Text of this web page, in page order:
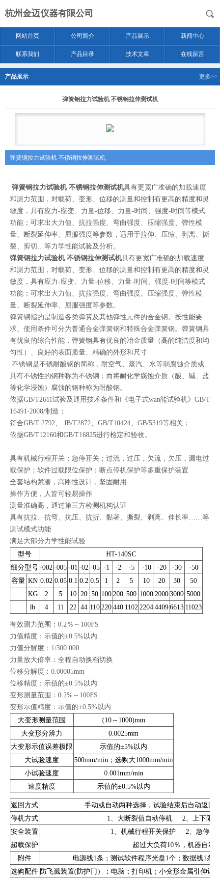
杭州金迈仪器有限公司
网站首页 公司简介 产品展示 新闻中心
联系我们 产品目录 技术文章 在线留言
产品展示 更多>>
弹簧钢拉力试验机 不锈钢拉伸测试机
弹簧钢拉力试验机 不锈钢拉伸测试机
弹簧钢拉力试验机 不锈钢拉伸测试机具有更宽广准确的加载速度
和测力范围，对载荷、变形、位移的测量和控制有更高的精度和灵
敏度，具有应力-应变、力量-位移、力量-时间、强度-时间等模式
功能；可求出大力值、抗拉强度、弯曲强度、压缩强度、弹性模
量、断裂延伸率、屈服强度等参数，适用于拉伸、压缩、剥离、撕
裂、剪切…等力学性能试验及分析。
弹簧钢拉力试验机 不锈钢拉伸测试机具有更宽广准确的加载速度
和测力范围，对载荷、变形、位移的测量和控制有更高的精度和灵
敏度，具有应力-应变、力量-位移、力量-时间、强度-时间等模式
功能；可求出大力值、抗拉强度、弯曲强度、压缩强度、弹性模
量、断裂延伸率、屈服强度等参数。
弹簧钢指的是制造各类弹簧及其他弹性元件的合金钢。按性能要
求、使用条件可分为普通合金弹簧钢和特殊合金弹簧钢。弹簧钢具
有优良的综合性能，弹簧钢具有优良的冶金质量（高的纯洁度和均
匀性）、良好的表面质量、精确的外形和尺寸
不锈钢是不锈耐酸钢的简称，耐空气、蒸汽、水等弱腐蚀介质或
具有不锈性的钢种称为不锈钢；而将耐化学腐蚀介质（酸、碱、盐
等化学浸蚀）腐蚀的钢种称为耐酸钢。
依据GB/T2611试验及通用技术条件和《电子式wan能试验机》GB/T
16491-2008/制造；
符合GB/T 2792、 JB/T2872、GB/T10424、GB/5319等相关；
依据GB/T12160和GB/T16825进行检定和验收。
具有机械行程开关；急停开关；过流，过压，欠流，欠压，漏电过
载保护；软件过载限位保护；断点停机保护等多重保护装置
全套结构紧凑，高刚性设计，坚固耐用
操作方便，人皆可轻易操作
测量准确高，通过第三方检测机构认证
具有抗拉、抗弯、抗压、抗折、黏著、撕裂、剥离、伸长率……等
测试模式功能
满足大部分力学性能试验
型号
HT-140SC
细分型号 -002 -005 -01 -02 -05 -1 -2 -5 -10 -20 -30
-50
容量 KN 0.02 0.05 0.1 0.2 0.5 1 2 5 10 20 30
50
KG
2 5 10 20 50 100 200 500 1000 2000 3000 5000
lb
4 11 22 44 110 220 440 1102 2204 4409 6613 11023
有效测力范围：0.2％～100FS
力值精度：示值的±0.5%以内
力值分解度：1/300 000
力量放大倍率：全程自动换档切换
位移分解度：0.00005mm
位移精度：示值的±0.5%以内
变形测量范围：0.2%～100FS
变形示值精度：示值的±0.5%以内
大变形测量范围
(10～1000)mm
大变形分辨力
0.0025mm
大变形示值误差极限
示值的±5%以内
大试验速度
500mm/min；选购大1000mm/min
小试验速度
0.001mm/min
速度精度
示值的±0.5%以内
返回方式
手动或自动两种选择，试验结束后自动返回
停机方式
1、大断裂值自动停机 2、上下限
安全装置
1、机械行程开关保护 2、急停开
超载保护
超过大负荷10％，机器自动
附件
电源线1条；测试软件程序光盘1个；数据线1条
选购配件 防飞溅装置(防护门）；电脑；打印机；小变形金属引伸计